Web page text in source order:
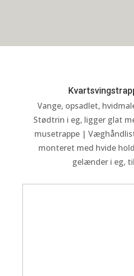
Vange, opsadlet,
Stødtrin i eg, ligger glat
musetrappe |
monteret med hvide
gelænder i eg,